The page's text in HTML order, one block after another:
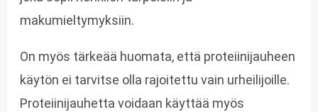
makumieltymyksiin.
On myös tärkeää huomata, että proteiinijauheen
käytön ei tarvitse olla rajoitettu vain urheilijoille.
Proteiinijauhetta voidaan käyttää myös